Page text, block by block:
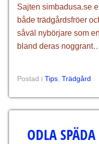
Sajten simbadusa.se
både trädgårdsfröer
såväl nybörjare som
bland deras
Postad iTips ,Trädgård
ODLA